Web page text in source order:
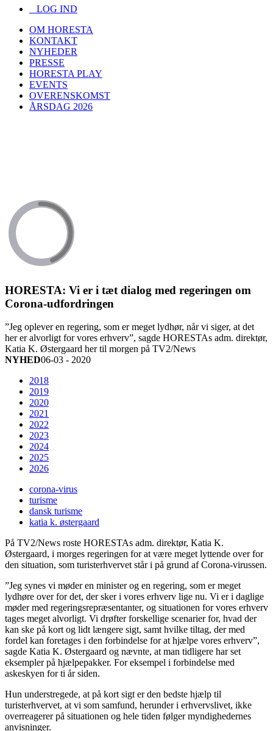
LOG IND
OM HORESTA
KONTAKT
NYHEDER
PRESSE
HORESTA PLAY
EVENTS
OVERENSKOMST
ÅRSDAG 2026
HORESTA: Vi er i tæt dialog med regeringen om
Corona-udfordringen
”Jeg oplever en regering, som er meget lydhør, når vi siger, at det
her er alvorligt for vores erhverv”, sagde HORESTAs adm. direktør,
Katia K. Østergaard her til morgen på TV2/News
NYHED06-03 - 2020
2018
2019
2020
2021
2022
2023
2024
2025
2026
corona-virus
turisme
dansk turisme
katia k. østergaard
På TV2/News roste HORESTAs adm. direktør, Katia K.
Østergaard, i morges regeringen for at være meget lyttende over for
den situation, som turisterhvervet står i på grund af Corona-virussen.
”Jeg synes vi møder en minister og en regering, som er meget
lydhøre over for det, der sker i vores erhverv lige nu. Vi er i daglige
møder med regeringsrepræsentanter, og situationen for vores erhverv
tages meget alvorligt. Vi drøfter forskellige scenarier for, hvad der
kan ske på kort og lidt længere sigt, samt hvilke tiltag, der med
fordel kan foretages i den forbindelse for at hjælpe vores erhverv”,
sagde Katia K. Østergaard og nævnte, at man tidligere har set
eksempler på hjælpepakker. For eksempel i forbindelse med
askeskyen for ti år siden.
Hun understregede, at på kort sigt er den bedste hjælp til
turisterhvervet, at vi som samfund, herunder i erhvervslivet, ikke
overreagerer på situationen og hele tiden følger myndighedernes
anvisninger.